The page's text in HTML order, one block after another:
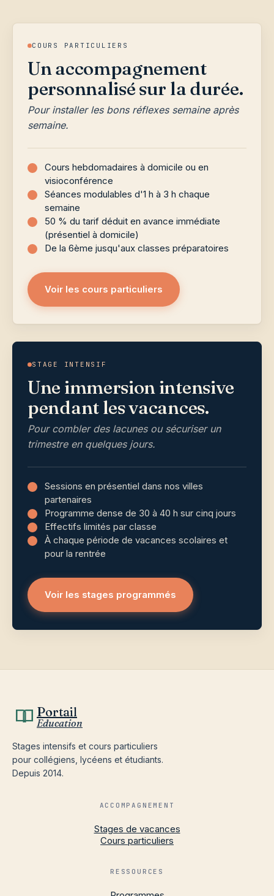
COURS PARTICULIERS
Un accompagnement
personnalisé sur la durée.
Pour installer les bons réflexes semaine après
semaine.
Cours hebdomadaires à domicile ou en
visioconférence
Séances modulables d'1 h à 3 h chaque
semaine
50 % du tarif déduit en avance immédiate
(présentiel à domicile)
De la 6ème jusqu'aux classes préparatoires
Voir les cours particuliers
STAGE INTENSIF
Une immersion intensive
pendant les vacances.
Pour combler des lacunes ou sécuriser un
trimestre en quelques jours.
Sessions en présentiel dans nos villes
partenaires
Programme dense de 30 à 40 h sur cinq jours
Effectifs limités par classe
À chaque période de vacances scolaires et
pour la rentrée
Voir les stages programmés
Portail
Education
Stages intensifs et cours particuliers
pour collégiens, lycéens et étudiants.
Depuis 2014.
ACCOMPAGNEMENT
Stages de vacances
Cours particuliers
RESSOURCES